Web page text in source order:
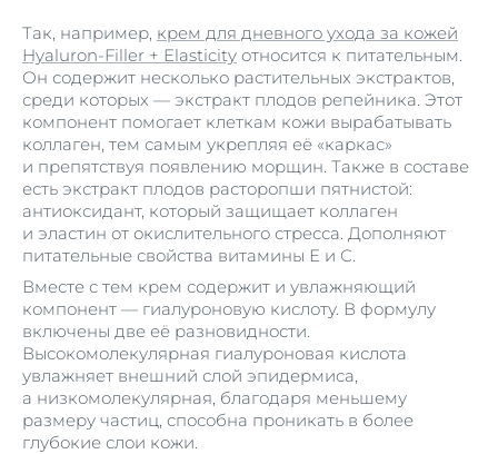
Так, например, крем для дневного ухода за кожей
Hyaluron-Filler + Elasticity относится к питательным.
Он содержит несколько растительных экстрактов,
среди которых — экстракт плодов репейника. Этот
компонент помогает клеткам кожи вырабатывать
коллаген, тем самым укрепляя её «каркас»
и препятствуя появлению морщин. Также в составе
есть экстракт плодов расторопши пятнистой:
антиоксидант, который защищает коллаген
и эластин от окислительного стресса. Дополняют
питательные свойства витамины Е и С.
Вместе с тем крем содержит и увлажняющий
компонент — гиалуроновую кислоту. В формулу
включены две её разновидности.
Высокомолекулярная гиалуроновая кислота
увлажняет внешний слой эпидермиса,
а низкомолекулярная, благодаря меньшему
размеру частиц, способна проникать в более
глубокие слои кожи.